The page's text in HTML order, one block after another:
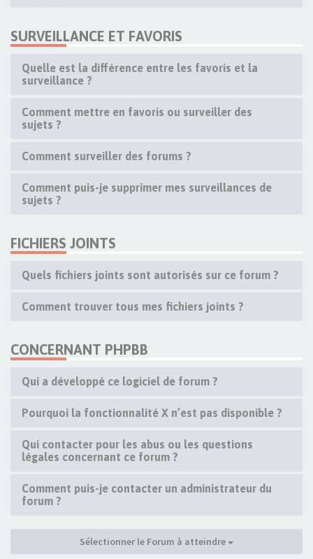
SURVEILLANCE ET FAVORIS
Quelle est la différence entre les favoris et la
surveillance ?
Comment mettre en favoris ou surveiller des
sujets ?
Comment surveiller des forums ?
Comment puis-je supprimer mes surveillances de
sujets ?
FICHIERS JOINTS
Quels fichiers joints sont autorisés sur ce forum ?
Comment trouver tous mes fichiers joints ?
CONCERNANT PHPBB
Qui a développé ce logiciel de forum ?
Pourquoi la fonctionnalité X n’est pas disponible ?
Qui contacter pour les abus ou les questions
légales concernant ce forum ?
Comment puis-je contacter un administrateur du
forum ?
Sélectionner le Forum à atteindre